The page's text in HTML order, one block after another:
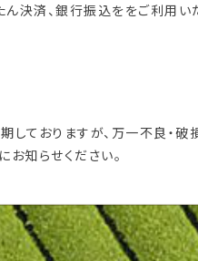
決済、銀行振込ををご利用い
しておりますが、万一不良・破
知らせください。